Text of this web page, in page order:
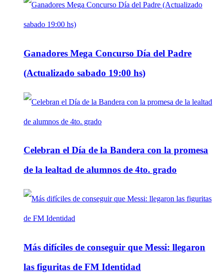
Ganadores Mega Concurso Día del Padre
(Actualizado sabado 19:00 hs)
Celebran el Día de la Bandera con la promesa
de la lealtad de alumnos de 4to. grado
Más difíciles de conseguir que Messi: llegaron
las figuritas de FM Identidad